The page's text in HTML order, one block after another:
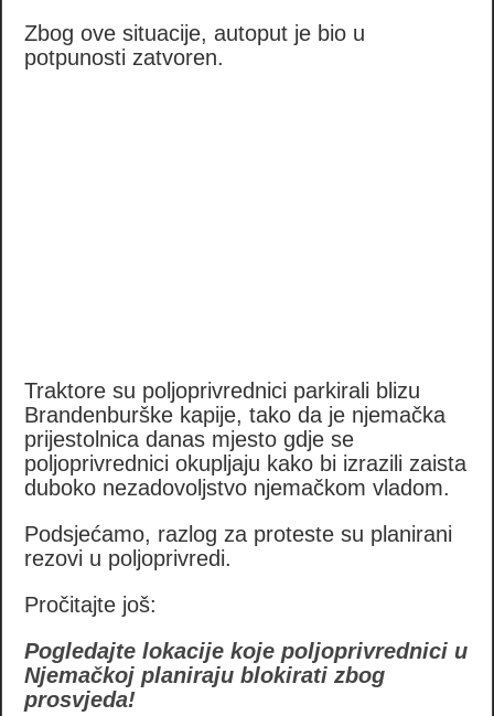
Zbog ove situacije, autoput je bio u
potpunosti zatvoren.
Traktore su poljoprivrednici parkirali blizu
Brandenburške kapije, tako da je njemačka
prijestolnica danas mjesto gdje se
poljoprivrednici okupljaju kako bi izrazili zaista
duboko nezadovoljstvo njemačkom vladom.
Podsjećamo, razlog za proteste su planirani
rezovi u poljoprivredi.
Pročitajte još:
Pogledajte lokacije koje poljoprivrednici u
Njemačkoj planiraju blokirati zbog
prosvjeda!